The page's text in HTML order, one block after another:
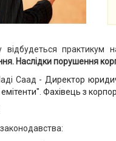
практикум
Наслідки порушення
Саад - Директор
емітенти". Фахівець з